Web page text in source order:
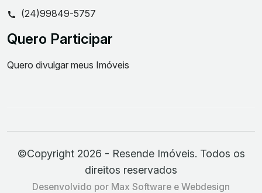
(24)99849-5757
Quero Participar
Quero divulgar meus Imóveis
©Copyright 2026 - Resende Imóveis. Todos os
direitos reservados
Desenvolvido por Max Software e Webdesign